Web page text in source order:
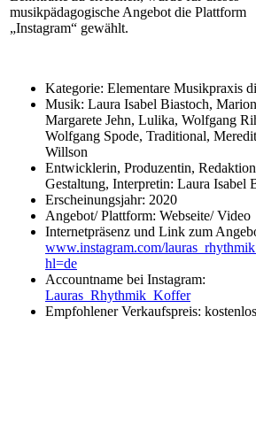
musikpädagogische Angebot die Plattform
„Instagram“ gewählt.
Kategorie: Elementare Musikpraxis
Musik: Laura Isabel Biastoch,
Margarete Jehn, Lulika, Wolfgang
Wolfgang Spode, Traditional,
Willson
Entwicklerin, Produzentin,
Gestaltung, Interpretin: Laura Isabel
Erscheinungsjahr: 2020
Angebot/ Plattform: Webseite/ Video
Internetpräsenz und Link zum
www.instagram.com/
hl=de
Accountname bei Instagram:
Lauras_Rhythmik_Koffer
Empfohlener Verkaufspreis: kostenlos